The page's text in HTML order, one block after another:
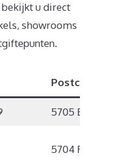
u direct
showrooms
Postcode
5705 BX
5704 RG